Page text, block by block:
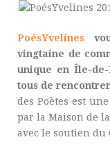
PoésYvelines
vingtaine de
unique en Île-
tous de
des Poètes est
par la Maison de
avec le soutien du